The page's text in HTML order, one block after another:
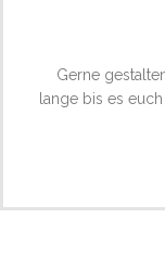
Gerne
lange bis es